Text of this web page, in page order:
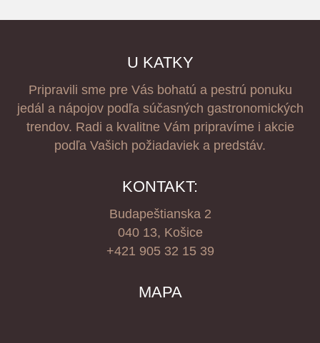
U KATKY
Pripravili sme pre Vás bohatú a pestrú ponuku
jedál a nápojov podľa súčasných gastronomických
trendov. Radi a kvalitne Vám pripravíme i akcie
podľa Vašich požiadaviek a predstáv.
KONTAKT:
Budapeštianska 2
040 13, Košice
+421 905 32 15 39
MAPA